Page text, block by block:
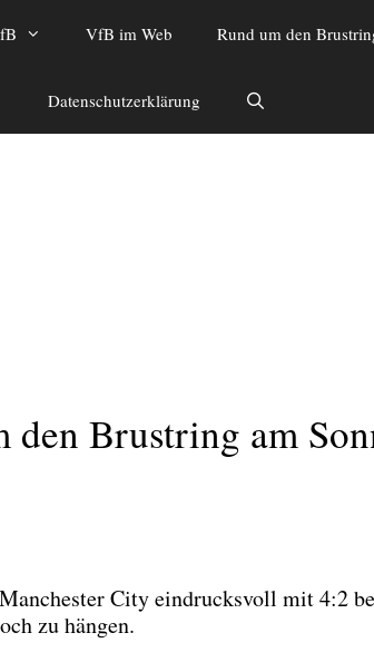
VfB im Web Rund um den
Datenschutzerklärung
Brustring am
City ein­drucks­voll mit 4:2
zu hän­gen.